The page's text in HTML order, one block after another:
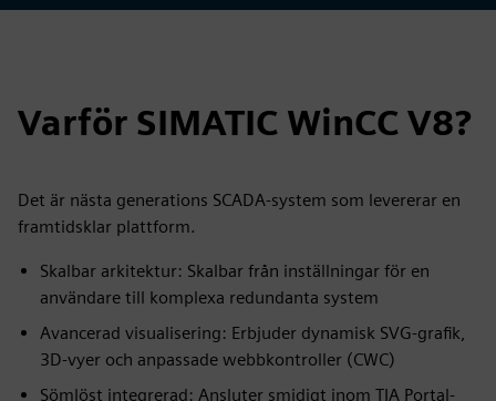
Varför SIMATIC WinCC V8?
Det är nästa generations SCADA-system som levererar en
framtidsklar plattform.
Skalbar arkitektur: Skalbar från inställningar för en
användare till komplexa redundanta system
Avancerad visualisering: Erbjuder dynamisk SVG-grafik,
3D-vyer och anpassade webbkontroller (CWC)
Sömlöst integrerad: Ansluter smidigt inom TIA Portal-